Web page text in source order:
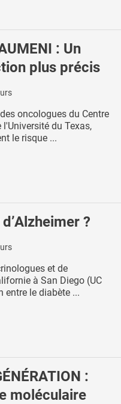
: Un
plus précis
oncologues du Centre
du Texas,
le risque ...
?
et de
à San Diego (UC
entre le diabète ...
:
moléculaire